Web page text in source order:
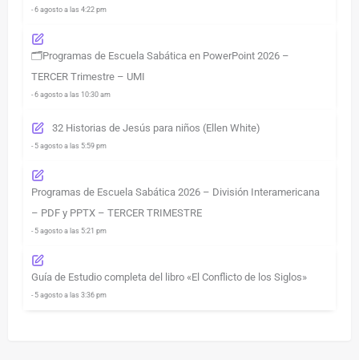
- 6 agosto a las 4:22 pm
🗂️Programas de Escuela Sabática en PowerPoint 2026 –
TERCER Trimestre – UMI
- 6 agosto a las 10:30 am
32 Historias de Jesús para niños (Ellen White)
- 5 agosto a las 5:59 pm
Programas de Escuela Sabática 2026 – División Interamericana
– PDF y PPTX – TERCER TRIMESTRE
- 5 agosto a las 5:21 pm
Guía de Estudio completa del libro «El Conflicto de los Siglos»
- 5 agosto a las 3:36 pm